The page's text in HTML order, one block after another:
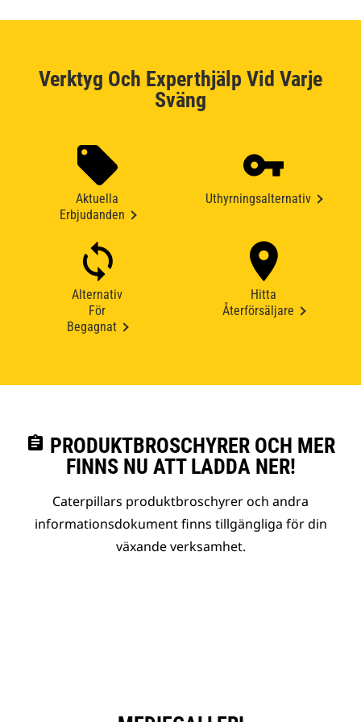
Verktyg Och Experthjälp Vid Varje
Sväng
Aktuella
Erbjudanden
Uthyrningsalternativ
Alternativ
För
Begagnat
Hitta
Återförsäljare
assignment PRODUKTBROSCHYRER OCH MER
FINNS NU ATT LADDA NER!
Caterpillars produktbroschyrer och andra
informationsdokument finns tillgängliga för din
växande verksamhet.